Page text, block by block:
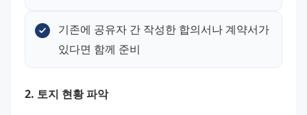
기존에 공유자 간 작성한 합의서나 계약서가
있다면 함께 준비
2. 토지 현황 파악